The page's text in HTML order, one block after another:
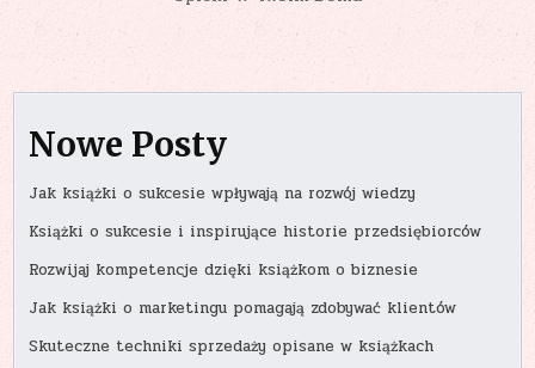
Nowe Posty
Jak książki o sukcesie wpływają na rozwój wiedzy
Książki o sukcesie i inspirujące historie przedsiębiorców
Rozwijaj kompetencje dzięki książkom o biznesie
Jak książki o marketingu pomagają zdobywać klientów
Skuteczne techniki sprzedaży opisane w książkach